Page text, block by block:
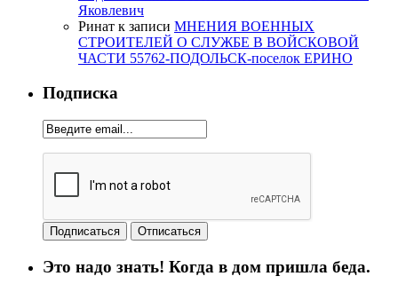
Яковлевич
Ринат к записи МНЕНИЯ ВОЕННЫХ
СТРОИТЕЛЕЙ О СЛУЖБЕ В ВОЙСКОВОЙ
ЧАСТИ 55762-ПОДОЛЬСК-поселок ЕРИНО
Подписка
Это надо знать! Когда в дом пришла беда.